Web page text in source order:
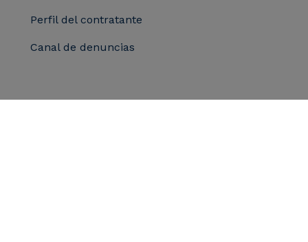
Perfil del contratante
Canal de denuncias